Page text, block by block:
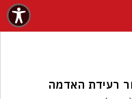
רעידת האדמה